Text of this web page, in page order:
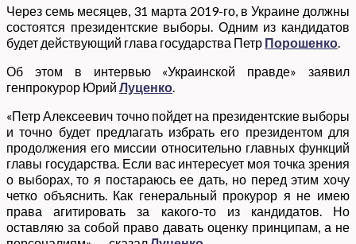
Через семь месяцев, 31 марта 2019-го, в Украине должны
состоятся президентские выборы. Одним из кандидатов
будет действующий глава государства Петр Порошенко
Об этом в интервью «Украинской правде» заявил
генпрокурор Юрий Луценко
«Петр Алексеевич точно пойдет на президентские выборы
и точно будет предлагать избрать его президентом для
продолжения его миссии относительно главных функций
главы государства. Если вас интересует моя точка зрения
о выборах, то я постараюсь ее дать, но перед этим хочу
четко объяснить. Как генеральный прокурор я не имею
права агитировать за какого-то из кандидатов. Но
оставляю за собой право давать оценку принципам, а не